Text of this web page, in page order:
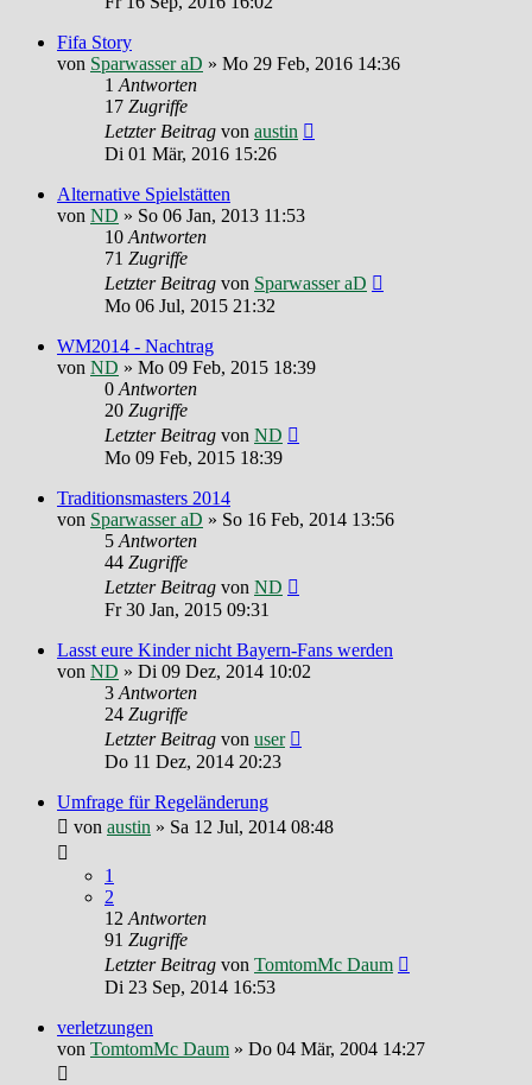
Fifa Story
von Sparwasser aD » Mo 29 Feb, 2016 14:36
1Antworten
17 Zugriffe
Letzter Beitrag von austin
Di 01 Mär, 2016 15:26
Alternative Spielstätten
von ND » So 06 Jan, 2013 11:53
10Antworten
71 Zugriffe
Letzter Beitrag von Sparwasser aD
Mo 06 Jul, 2015 21:32
WM2014 - Nachtrag
von ND » Mo 09 Feb, 2015 18:39
0Antworten
20 Zugriffe
Letzter Beitrag von ND
Mo 09 Feb, 2015 18:39
Traditionsmasters 2014
von Sparwasser aD » So 16 Feb, 2014 13:56
5Antworten
44 Zugriffe
Letzter Beitrag von ND
Fr 30 Jan, 2015 09:31
Lasst eure Kinder nicht Bayern-Fans werden
von ND » Di 09 Dez, 2014 10:02
3Antworten
24 Zugriffe
Letzter Beitrag von user
Do 11 Dez, 2014 20:23
Umfrage für Regeländerung
von austin » Sa 12 Jul, 2014 08:48
1
2
12Antworten
91 Zugriffe
Letzter Beitrag von TomtomMc Daum
Di 23 Sep, 2014 16:53
verletzungen
von TomtomMc Daum » Do 04 Mär, 2004 14:27